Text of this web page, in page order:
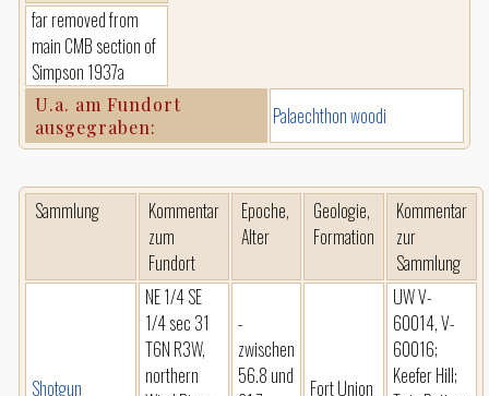
far removed from
main CMB section of
Simpson 1937a
U.a. am Fundort
ausgegraben:
Palaechthon woodi
Sammlung
Kommentar
zum
Fundort
Epoche,
Alter
Geologie,
Formation
Kommentar
zur
Sammlung
Shotgun
NE 1/4 SE
1/4 sec 31
T6N R3W,
northern
-
zwischen
56.8 und
Fort Union
UW V-
60014, V-
60016;
Keefer Hill;